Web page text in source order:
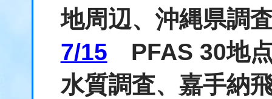
地周辺、沖縄県調
7/15 PFAS 30地
水質調査、嘉手納